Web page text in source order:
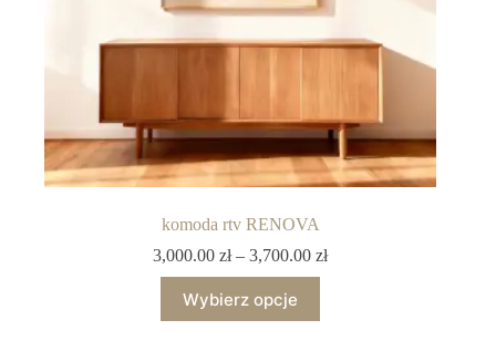
komoda rtv RENOVA
3,000.00zł – 3,700.00zł
Wybierz opcje